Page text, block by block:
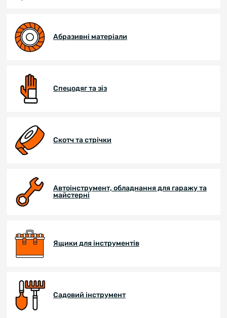
Абразивні матеріали
Спецодяг та зіз
Скотч та стрічки
Автоінструмент, обладнання для гаражу та
майстерні
Ящики для інструментів
Садовий інструмент